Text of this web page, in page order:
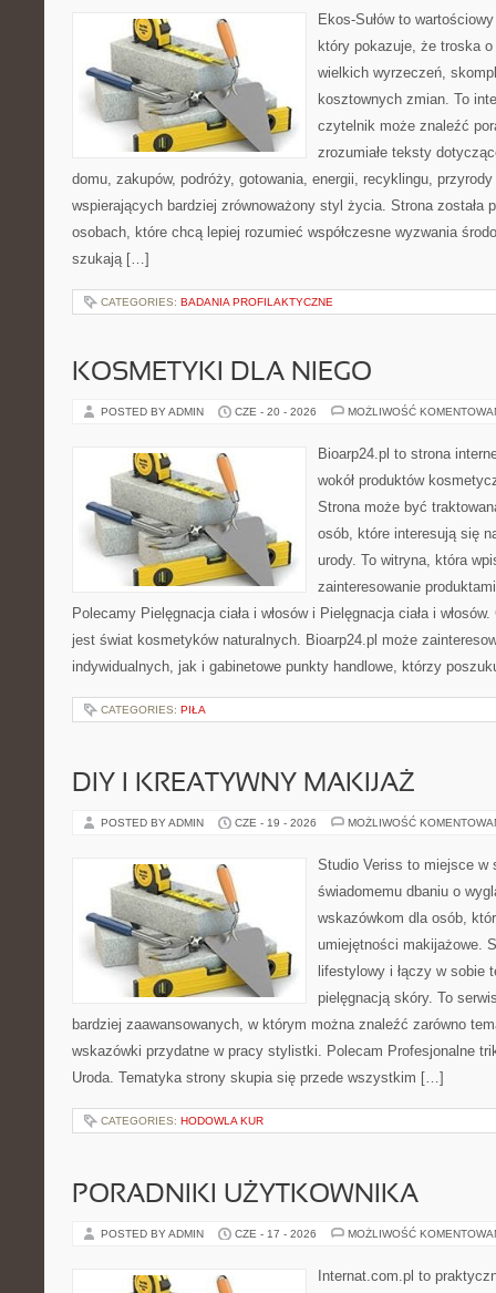
Ekos-Sułów to
który pokazuje, że troska
wielkich wyrzeczeń,
kosztownych zmian. To
czytelnik może znaleźć
zrozumiałe teksty
domu, zakupów, podróży, gotowania, energii, recyklingu,
wspierających bardziej zrównoważony styl życia. Strona została
osobach, które chcą lepiej rozumieć współczesne wyzwania
szukają […]
CATEGORIES: BADANIA PROFILAKTYCZNE
KOSMETYKI DLA NIEGO
POSTED BY ADMIN CZE - 20 - 2026 MOŻLIWOŚĆ
Bioarp24.pl to strona
wokół produktów
Strona może być
osób, które interesują się
urody. To witryna, która
zainteresowanie
Polecamy Pielęgnacja ciała i włosów i Pielęgnacja ciała i
jest świat kosmetyków naturalnych. Bioarp24.pl może
indywidualnych, jak i gabinetowe punkty handlowe, którzy
CATEGORIES: PIŁA
DIY I KREATYWNY MAKIJAŻ
POSTED BY ADMIN CZE - 19 - 2026 MOŻLIWOŚĆ
Studio Veriss to miejsce w
świadomemu dbaniu o
wskazówkom dla osób,
umiejętności makijażowe.
lifestylowy i łączy w sobie
pielęgnacją skóry. To
bardziej zaawansowanych, w którym można znaleźć zarówno
wskazówki przydatne w pracy stylistki. Polecam Profesjonalne
Uroda. Tematyka strony skupia się przede wszystkim […]
CATEGORIES: HODOWLA KUR
PORADNIKI UŻYTKOWNIKA
POSTED BY ADMIN CZE - 17 - 2026 MOŻLIWOŚĆ
Internat.com.pl to